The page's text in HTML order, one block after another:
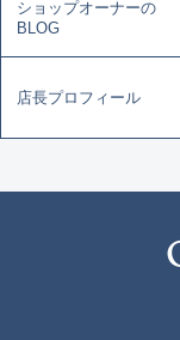
ショップオーナーの
BLOG
店長プロフィール